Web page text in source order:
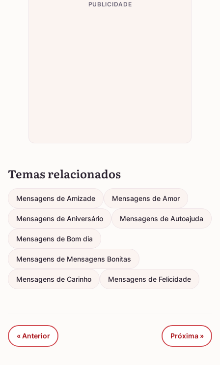
PUBLICIDADE
Temas relacionados
Mensagens de Amizade Mensagens de Amor
Mensagens de Aniversário Mensagens de Autoajuda
Mensagens de Bom dia
Mensagens de Mensagens Bonitas
Mensagens de Carinho Mensagens de Felicidade
« Anterior Próxima »